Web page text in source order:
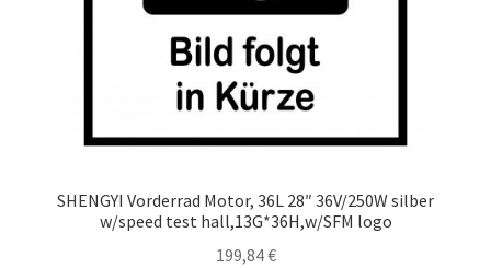
SHENGYI Vorderrad Motor, 36L 28″ 36V/250W silber
w/speed test hall,13G*36H,w/SFM logo
199,84€